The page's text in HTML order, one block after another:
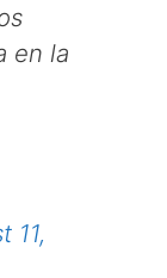
en la
11,